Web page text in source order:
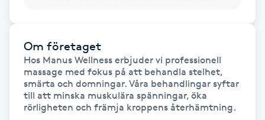
Herrklippning
HIFU
Hollywood Peel
Om företaget
Hos Manus Wellness erbjuder vi professionell
massage med fokus på att behandla stelhet,
smärta och domningar. Våra behandlingar syftar
till att minska muskulära spänningar, öka
rörligheten och främja kroppens återhämtning.